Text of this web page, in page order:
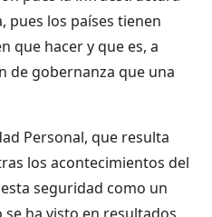
pues los países tienen
que hacer y que es, a
de gobernanza que una
Personal, que resulta
los acontecimientos del
seguridad como un